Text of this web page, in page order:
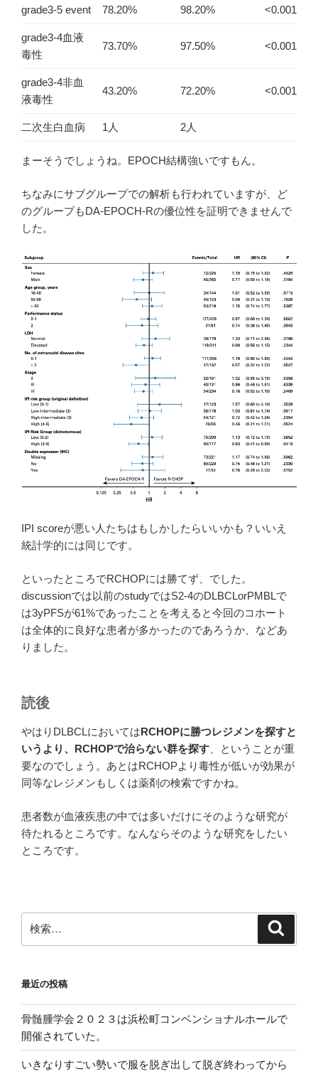
grade3-5 event 78.20% 98.20% <0.001
grade3-4血液
毒性
73.70% 97.50% <0.001
grade3-4非血
液毒性
43.20% 72.20% <0.001
二次生白血病 1人 2人
まーそうでしょうね。EPOCH結構強いですもん。
ちなみにサブグループでの解析も行われていますが、ど
のグループもDA-EPOCH-Rの優位性を証明できませんで
した。
IPI scoreが悪い人たちはもしかしたらいいかも？いいえ
統計学的には同じです。
といったところでRCHOPには勝てず、でした。
discussionでは以前のstudyではS2-4のDLBCLorPMBLで
は3yPFSが61%であったことを考えると今回のコホート
は全体的に良好な患者が多かったのであろうか、などあ
りました。
読後
やはりDLBCLにおいてはRCHOPに勝つレジメンを探すと
いうより、RCHOPで治らない群を探す 、ということが重
要なのでしょう。あとはRCHOPより毒性が低いが効果が
同等なレジメンもしくは薬剤の検索ですかね。
患者数が血液疾患の中では多いだけにそのような研究が
待たれるところです。なんならそのような研究をしたい
ところです。
索:
最近の投稿
骨髄腫学会２０２３は浜松町コンベンショナルホールで
開催されていた。
いきなりすごい勢いで服を脱ぎ出して脱ぎ終わってから